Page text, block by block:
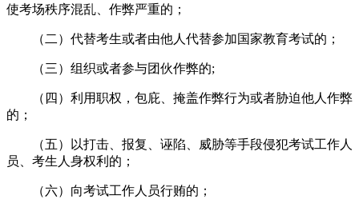
使考场秩序混乱、作弊严重的；
（二）代替考生或者由他人代替参加国家教育考试的；
（三）组织或者参与团伙作弊的;
（四）利用职权，包庇、掩盖作弊行为或者胁迫他人作弊
的；
（五）以打击、报复、诬陷、威胁等手段侵犯考试工作人
员、考生人身权利的；
（六）向考试工作人员行贿的；